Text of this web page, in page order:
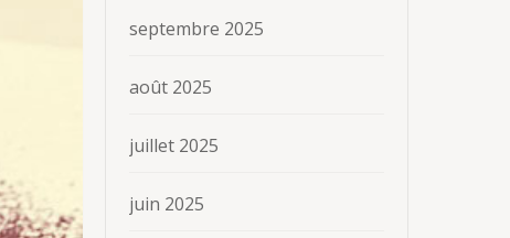
septembre 2025
août 2025
juillet 2025
juin 2025